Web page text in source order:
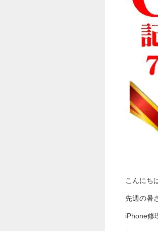
こんにち
先週の暑
iPhone修